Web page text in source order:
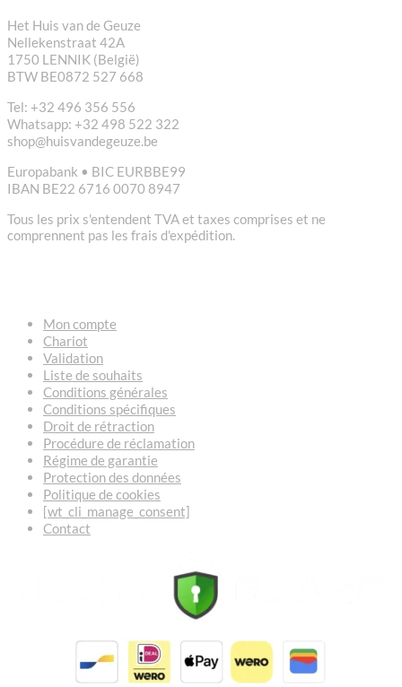
Het Huis van de Geuze
Nellekenstraat 42A
1750 LENNIK (België)
BTW BE0872 527 668
Tel: +32 496 356 556
Whatsapp: +32 498 522 322
shop@huisvandegeuze.be
Europabank • BIC EURBBE99
IBAN BE22 6716 0070 8947
Tous les prix s'entendent TVA et taxes comprises et ne
comprennent pas les frais d'expédition.
Mon compte
Chariot
Validation
Liste de souhaits
Conditions générales
Conditions spécifiques
Droit de rétraction
Procédure de réclamation
Régime de garantie
Protection des données
Politique de cookies
[wt_cli_manage_consent]
Contact